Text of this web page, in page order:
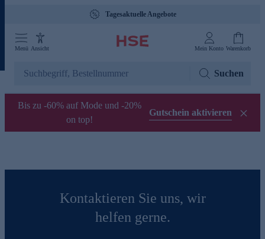
Tagesaktuelle Angebote
Menü Ansicht Mein Konto Warenkorb
Suchen
Bis zu -60% auf Mode und -20%
on top!
Gutschein aktivieren
Kontaktieren Sie uns, wir
helfen gerne.